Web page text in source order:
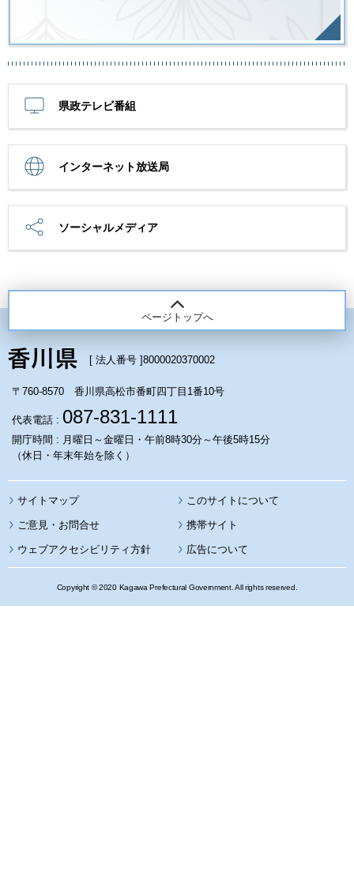
県政テレビ番組
インターネット放送局
ソーシャルメディア
ページトップへ
[ 法人番号 ]8000020370002
〒760-8570 香川県高松市番町四丁目1番10号
代表電話 : 087-831-1111
開庁時間 : 月曜日～金曜日・午前8時30分～午後5時15分
（休日・年末年始を除く）
サイトマップ このサイトについて
携帯サイト
ウェブアクセシビリティ方針 広告について
Copyright © 2020 Kagawa Prefectural Government. All rights reserved.